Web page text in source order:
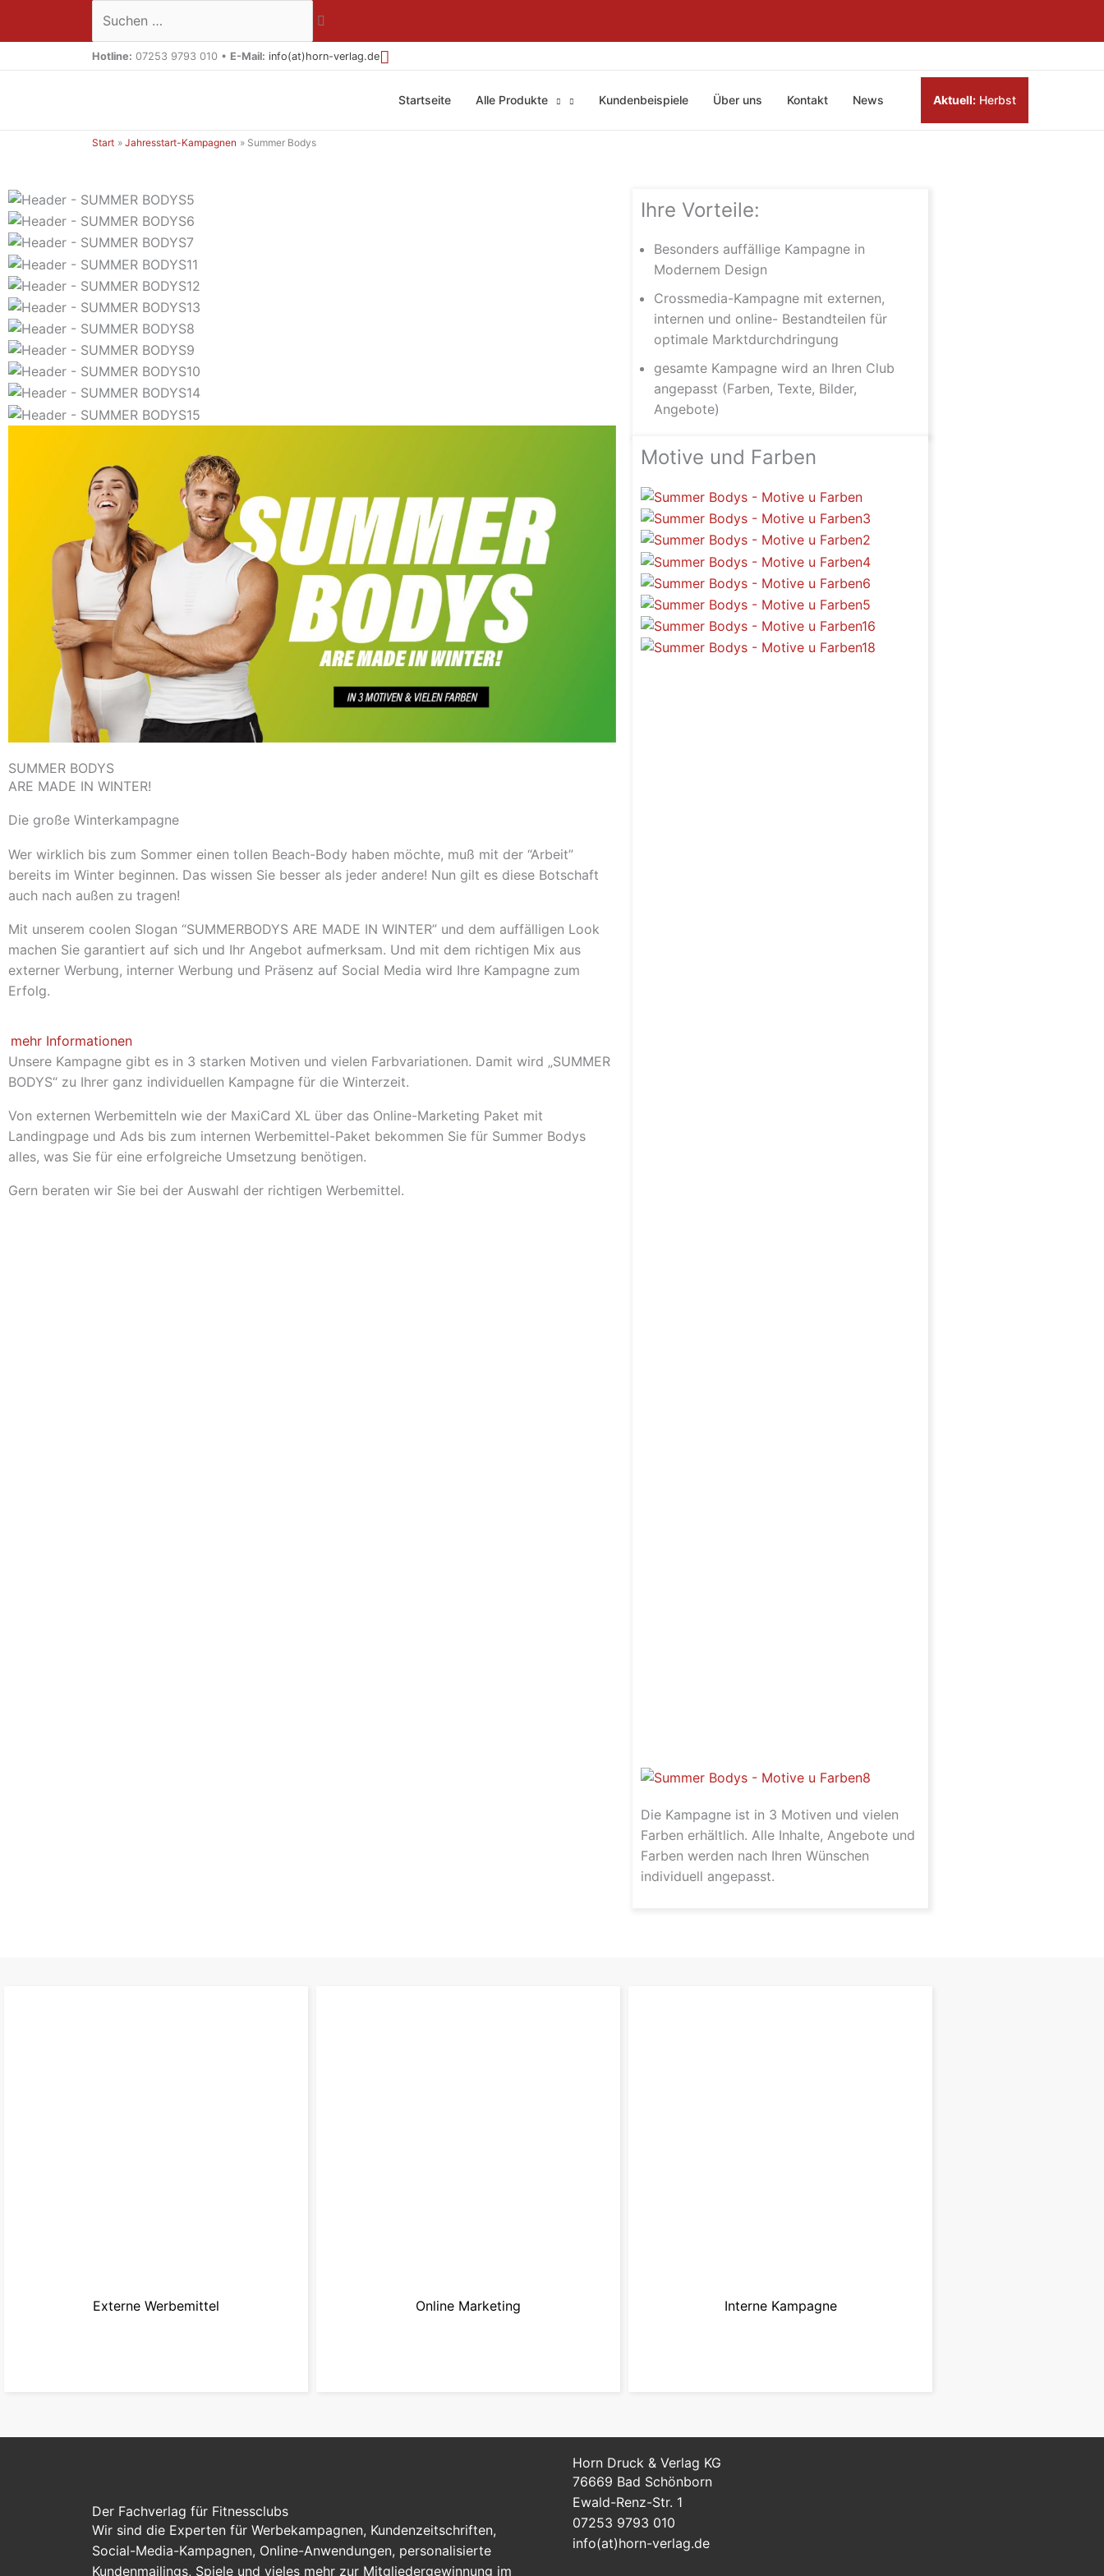
Suchen …
Hotline: 07253 9793 010 • E-Mail: info(at)horn-verlag.de
Startseite Alle Produkte Kundenbeispiele Über uns Kontakt News Aktuell: Herbst
Start Jahresstart-Kampagnen Summer Bodys
SUMMER BODYS
ARE MADE IN WINTER!
Die große Winterkampagne
Wer wirklich bis zum Sommer einen tollen Beach-Body haben möchte, muß mit der “Arbeit”
bereits im Winter beginnen. Das wissen Sie besser als jeder andere! Nun gilt es diese Botschaft
auch nach außen zu tragen!
Mit unserem coolen Slogan “SUMMERBODYS ARE MADE IN WINTER” und dem auffälligen Look
machen Sie garantiert auf sich und Ihr Angebot aufmerksam. Und mit dem richtigen Mix aus
externer Werbung, interner Werbung und Präsenz auf Social Media wird Ihre Kampagne zum
Erfolg.
mehr Informationen
Unsere Kampagne gibt es in 3 starken Motiven und vielen Farbvariationen. Damit wird „SUMMER
BODYS“ zu Ihrer ganz individuellen Kampagne für die Winterzeit.
Von externen Werbemitteln wie der MaxiCard XL über das Online-Marketing Paket mit
Landingpage und Ads bis zum internen Werbemittel-Paket bekommen Sie für Summer Bodys
alles, was Sie für eine erfolgreiche Umsetzung benötigen.
Gern beraten wir Sie bei der Auswahl der richtigen Werbemittel.
Ihre Vorteile:
Besonders auffällige Kampagne in
Modernem Design
Crossmedia-Kampagne mit externen,
internen und online- Bestandteilen für
optimale Marktdurchdringung
gesamte Kampagne wird an Ihren Club
angepasst (Farben, Texte, Bilder,
Angebote)
Motive und Farben
Die Kampagne ist in 3 Motiven und vielen
Farben erhältlich. Alle Inhalte, Angebote und
Farben werden nach Ihren Wünschen
individuell angepasst.
Externe Werbemittel Online Marketing Interne Kampagne
Der Fachverlag für Fitnessclubs
Wir sind die Experten für Werbekampagnen, Kundenzeitschriften,
Social-Media-Kampagnen, Online-Anwendungen, personalisierte
Kundenmailings, Spiele und vieles mehr zur Mitgliedergewinnung im
Horn Druck & Verlag KG
76669 Bad Schönborn
Ewald-Renz-Str. 1
07253 9793 010
info(at)horn-verlag.de